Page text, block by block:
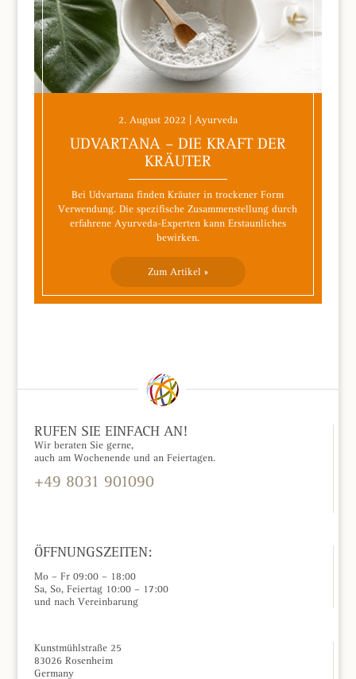
2. August 2022 | Ayurveda
UDVARTANA – DIE KRAFT DER
KRÄUTER
Bei Udvartana finden Kräuter in trockener Form
Verwendung. Die spezifische Zusammenstellung durch
erfahrene Ayurveda-Experten kann Erstaunliches
bewirken.
Zum Artikel »
RUFEN SIE EINFACH AN!
Wir beraten Sie gerne,
auch am Wochenende und an Feiertagen.
+49 8031 901090
ÖFFNUNGSZEITEN:
Mo – Fr 09:00 – 18:00
Sa, So, Feiertag 10:00 – 17:00
und nach Vereinbarung
Kunstmühlstraße 25
83026 Rosenheim
Germany